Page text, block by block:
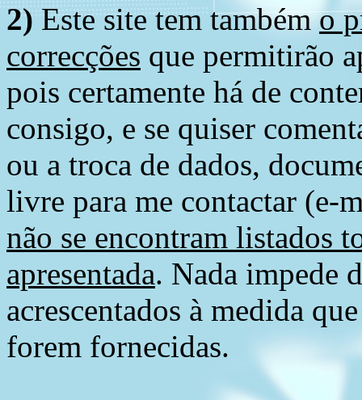
2) Este site tem tambémo
correcções que permitirão
pois certamente há de
consigo, e se quiser
ou a troca de dados,
livre para me contactar (e-
não se encontram listados
apresentada. Nada impede
acrescentados à medida
forem fornecidas.